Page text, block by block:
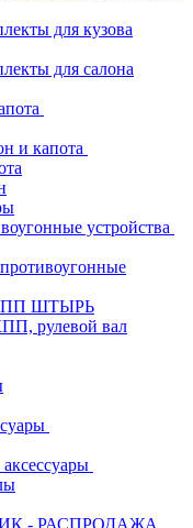
для кузова
для салона
и капота
устройства
ШТЫРЬ
рулевой вал
- РАСПРОДАЖА